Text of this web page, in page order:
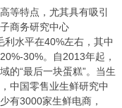
等特点，尤其具有吸引
商务研究中心
水平在40%左右，其中
30%。自2013年起，
的“最后一块蛋糕”。当生
中国零售业生鲜研究中
有3000家生鲜电商，